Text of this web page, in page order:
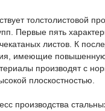
толстолистовой
Первые пять
листов. К
имеющие повышенную
производят с
плоскостностью.
производства